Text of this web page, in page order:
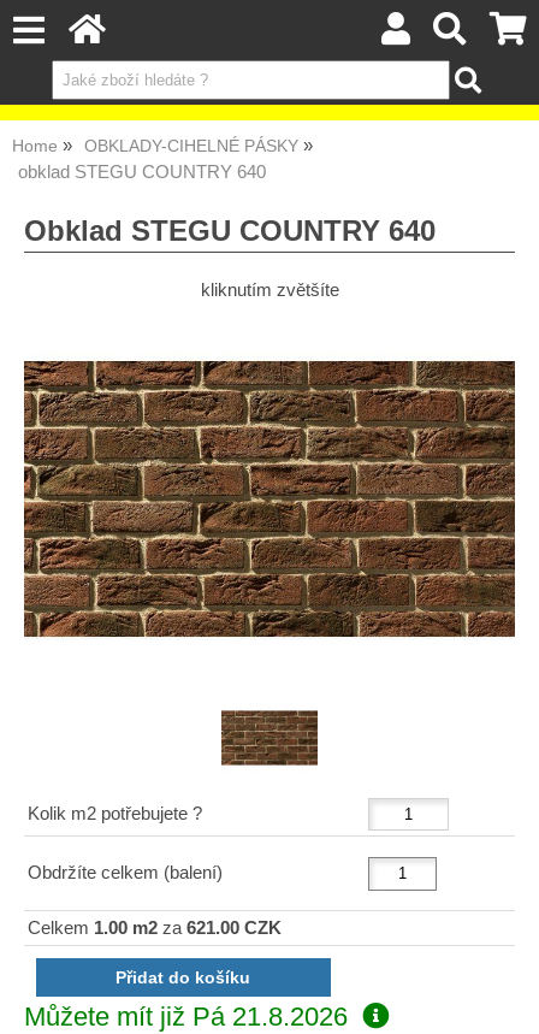
Home OBKLADY-CIHELNÉ PÁSKY
obklad STEGU COUNTRY 640
Obklad STEGU COUNTRY 640
kliknutím zvětšíte
Kolik m2 potřebujete ?
Obdržíte celkem (balení)
Celkem 1.00 m2 za621.00 CZK
Můžete mít již Pá 21.8.2026